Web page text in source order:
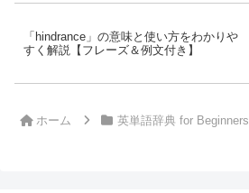
「hindrance」の意味と使い方をわかりや
すく解説【フレーズ＆例文付き】
ホーム 英単語辞典 for Beginners